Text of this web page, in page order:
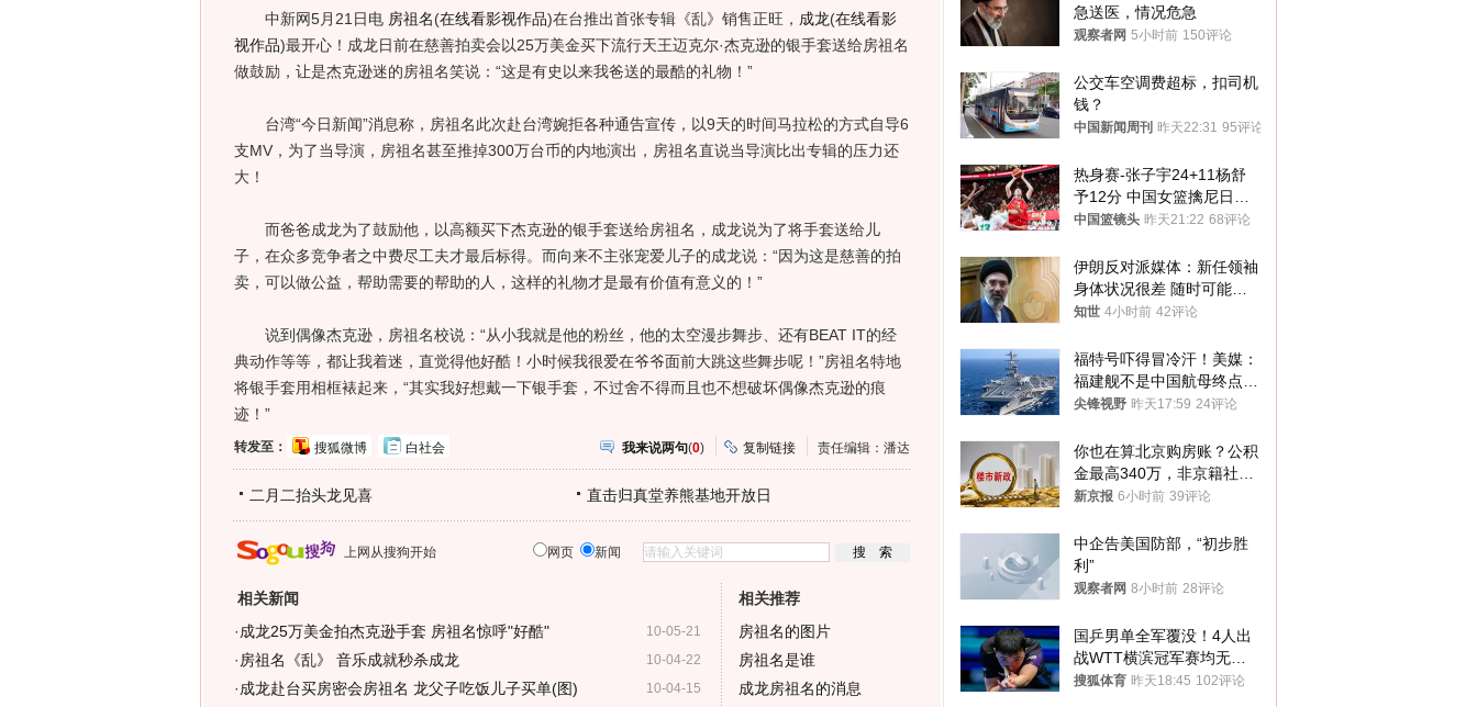
中新网5月21日电 房祖名(在线看影视作品)在台推出首张专辑《乱》销售正旺， 成龙(在线看影
视作品)最开心！成龙日前在慈善拍卖会以25万美金买下流行天王迈克尔·杰克逊的银手套送给房祖名
做鼓励，让是杰克逊迷的房祖名笑说：“这是有史以来我爸送的最酷的礼物！”
台湾“今日新闻”消息称，房祖名此次赴台湾婉拒各种通告宣传，以9天的时间马拉松的方式自导6
支MV，为了当导演，房祖名甚至推掉300万台币的内地演出，房祖名直说当导演比出专辑的压力还
大！
而爸爸成龙为了鼓励他，以高额买下杰克逊的银手套送给房祖名，成龙说为了将手套送给儿
子，在众多竞争者之中费尽工夫才最后标得。而向来不主张宠爱儿子的成龙说：“因为这是慈善的拍
卖，可以做公益，帮助需要的帮助的人，这样的礼物才是最有价值有意义的！”
说到偶像杰克逊，房祖名校说：“从小我就是他的粉丝，他的太空漫步舞步、还有BEAT IT的经
典动作等等，都让我着迷，直觉得他好酷！小时候我很爱在爷爷面前大跳这些舞步呢！”房祖名特地
将银手套用相框裱起来，“其实我好想戴一下银手套，不过舍不得而且也不想破坏偶像杰克逊的痕
迹！”
转发至： 搜狐微博 白社会 我来说两句(0) 复制链接 责任编辑：潘达
二月二抬头龙见喜 直击归真堂养熊基地开放日
上网从搜狗开始 网页 新闻
相关新闻
10-05-21
·成龙25万美金拍杰克逊手套 房祖名惊呼"好酷"
10-04-22
· 房祖名《乱》 音乐成就秒杀成龙
10-04-15
·成龙赴台买房密会房祖名 龙父子吃饭儿子买单(图)
相关推荐
房祖名的图片
房祖名是谁
成龙房祖名的消息
急送医，情况危急
观察者网 5小时前 150评论
公交车空调费超标，扣司机
钱？
中国新闻周刊 昨天22:31 95评论
热身赛-张子宇24+11杨舒
予12分 中国女篮擒尼日利
亚
中国篮镜头 昨天21:22 68评论
伊朗反对派媒体：新任领袖
身体状况很差 随时可能离
世
知世 4小时前 42评论
福特号吓得冒冷汗！美媒：
福建舰不是中国航母终点，
而是新起点！
尖锋视野 昨天17:59 24评论
你也在算北京购房账？公积
金最高340万，非京籍社保
1年
新京报 6小时前 39评论
中企告美国防部，“初步胜
利”
观察者网 8小时前 28评论
国乒男单全军覆没！4人出
战WTT横滨冠军赛均无缘
八强
搜狐体育 昨天18:45 102评论